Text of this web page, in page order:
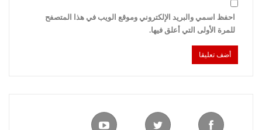
احفظ اسمي والبريد الإلكتروني وموقع الويب في هذا المتصفح
للمرة الأولى التي أعلق فيها.